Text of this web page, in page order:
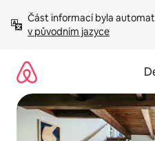
obsah
Část informací byla
v původním jazyce